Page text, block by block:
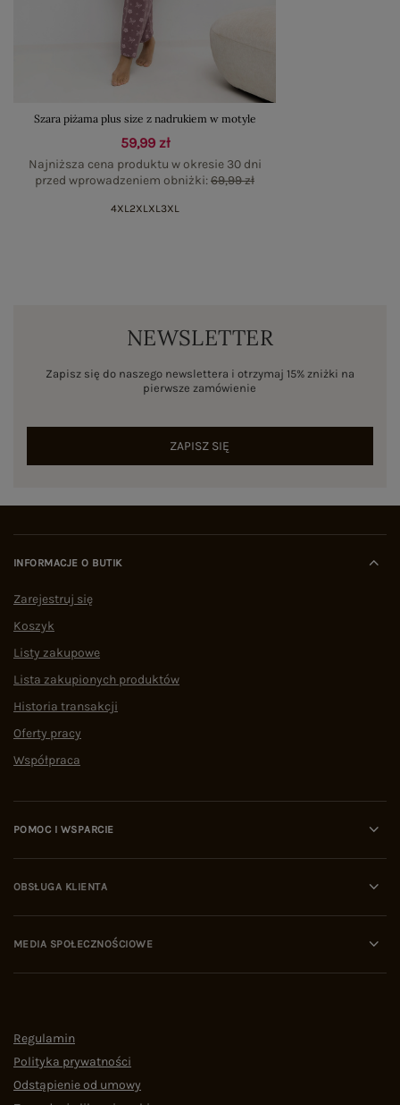
Szara piżama plus size z nadrukiem w motyle
59,99 zł
Najniższa cena produktu w okresie 30 dni
przed wprowadzeniem obniżki:69,99 zł
4XL 2XL XL 3XL
NEWSLETTER
Zapisz się do naszego newslettera i otrzymaj 15% zniżki na
pierwsze zamówienie
ZAPISZ SIĘ
INFORMACJE O BUTIK
Zarejestruj się
Koszyk
Listy zakupowe
Lista zakupionych produktów
Historia transakcji
Oferty pracy
Współpraca
POMOC I WSPARCIE
OBSŁUGA KLIENTA
MEDIA SPOŁECZNOŚCIOWE
Regulamin
Polityka prywatności
Odstąpienie od umowy